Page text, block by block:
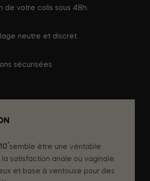
de votre colis sous 48h.
neutre et discret.
sécurisées
semble être une véritable
la satisfaction anale ou vaginale.
et base à ventouse pour des